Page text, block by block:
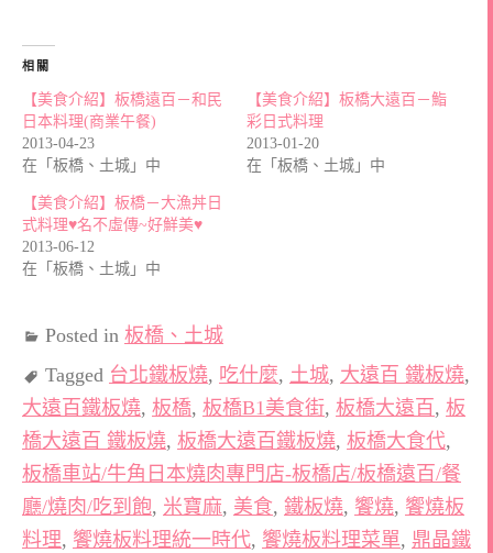
相關
【美食介紹】板橋遠百－和民
日本料理(商業午餐)
2013-04-23
在「板橋、土城」中
【美食介紹】板橋大遠百－鮨
彩日式料理
2013-01-20
在「板橋、土城」中
【美食介紹】板橋－大漁丼日
式料理♥名不虛傳~好鮮美♥
2013-06-12
在「板橋、土城」中
Posted in 板橋、土城
Tagged 台北鐵板燒, 吃什麼, 土城, 大遠百 鐵板燒,
大遠百鐵板燒, 板橋, 板橋B1美食街, 板橋大遠百 , 板
橋大遠百 鐵板燒, 板橋大遠百鐵板燒, 板橋大食代,
板橋車站/牛角日本燒肉專門店-板橋店/板橋遠百/餐
廳/燒肉/吃到飽, 米寶麻, 美食, 鐵板燒, 饗燒, 饗燒板
料理, 饗燒板料理統一時代, 饗燒板料理菜單, 鼎晶鐵